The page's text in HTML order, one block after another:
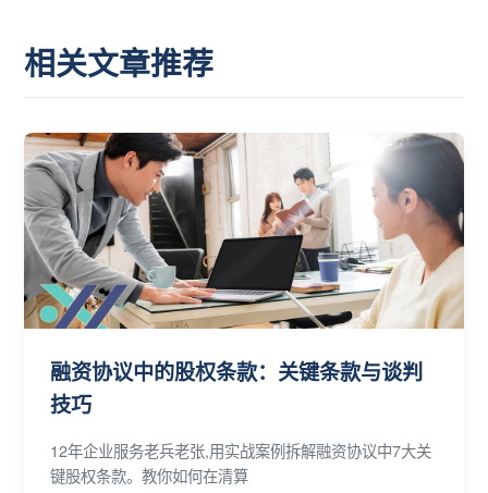
相关文章推荐
融资协议中的股权条款：关键条款与谈判
技巧
12年企业服务老兵老张,用实战案例拆解融资协议中7大关
键股权条款。教你如何在清算